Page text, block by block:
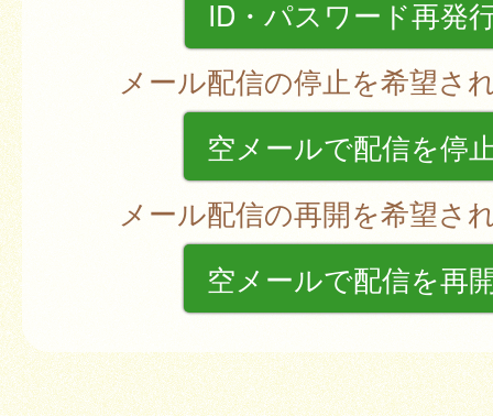
ID・パスワード再発
メール配信の停止を希望さ
空メールで配信を停
メール配信の再開を希望さ
空メールで配信を再